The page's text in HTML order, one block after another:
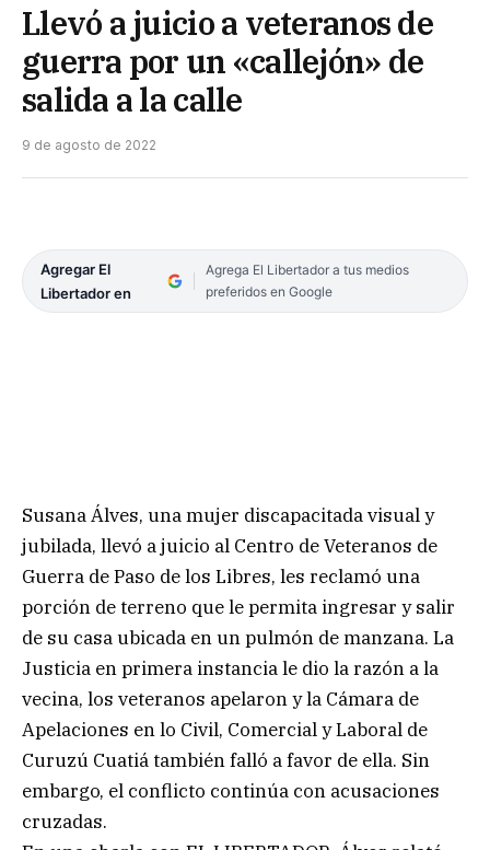
Llevó a juicio a veteranos de
guerra por un «callejón» de
salida a la calle
9 de agosto de 2022
Agregar El
Libertador en
Agrega El Libertador a tus medios
preferidos en Google
Susana Álves, una mujer discapacitada visual y
jubilada, llevó a juicio al Centro de Veteranos de
Guerra de Paso de los Libres, les reclamó una
porción de terreno que le permita ingresar y salir
de su casa ubicada en un pulmón de manzana. La
Justicia en primera instancia le dio la razón a la
vecina, los veteranos apelaron y la Cámara de
Apelaciones en lo Civil, Comercial y Laboral de
Curuzú Cuatiá también falló a favor de ella. Sin
embargo, el conflicto continúa con acusaciones
cruzadas.